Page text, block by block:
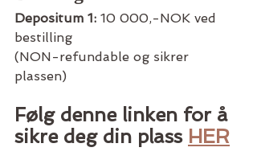
Depositum 1: 10 000,-NOK ved
bestilling
(NON-refundable og sikrer
plassen)
Følg denne linken for å
sikre deg din plass HER